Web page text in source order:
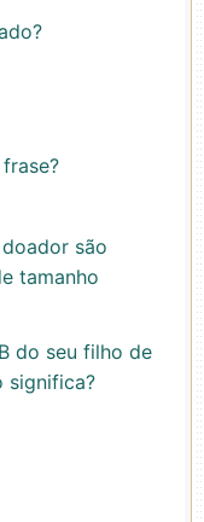
são
tamanho
do seu filho de
significa?